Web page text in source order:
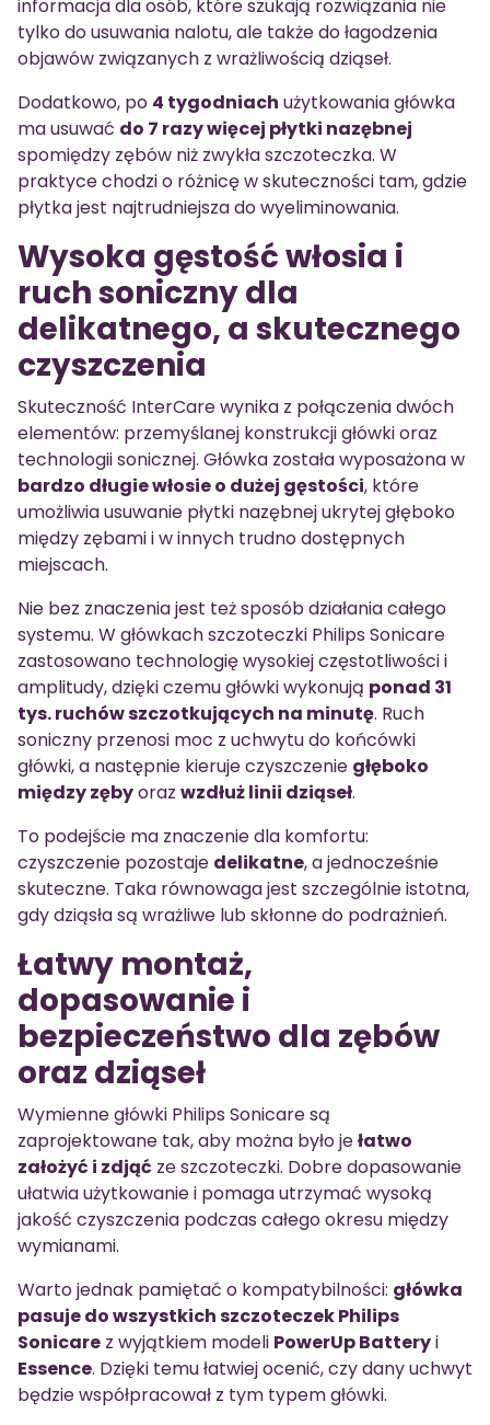
informacja dla osób, które szukają rozwiązania nie
tylko do usuwania nalotu, ale także do łagodzenia
objawów związanych z wrażliwością dziąseł.
Dodatkowo, po 4 tygodniach użytkowania główka
ma usuwać do 7 razy więcej płytki nazębnej
spomiędzy zębów niż zwykła szczoteczka. W
praktyce chodzi o różnicę w skuteczności tam, gdzie
płytka jest najtrudniejsza do wyeliminowania.
Wysoka gęstość włosia i
ruch soniczny dla
delikatnego, a skutecznego
czyszczenia
Skuteczność InterCare wynika z połączenia dwóch
elementów: przemyślanej konstrukcji główki oraz
technologii sonicznej. Główka została wyposażona w
bardzo długie włosie o dużej gęstości, które
umożliwia usuwanie płytki nazębnej ukrytej głęboko
między zębami i w innych trudno dostępnych
miejscach.
Nie bez znaczenia jest też sposób działania całego
systemu. W główkach szczoteczki Philips Sonicare
zastosowano technologię wysokiej częstotliwości i
amplitudy, dzięki czemu główki wykonują ponad 31
tys. ruchów szczotkujących na minutę. Ruch
soniczny przenosi moc z uchwytu do końcówki
główki, a następnie kieruje czyszczenie głęboko
między zębyoraz wzdłuż linii dziąseł.
To podejście ma znaczenie dla komfortu:
czyszczenie pozostaje delikatne, a jednocześnie
skuteczne. Taka równowaga jest szczególnie istotna,
gdy dziąsła są wrażliwe lub skłonne do podrażnień.
Łatwy montaż,
dopasowanie i
bezpieczeństwo dla zębów
oraz dziąseł
Wymienne główki Philips Sonicare są
zaprojektowane tak, aby można było jełatwo
założyć i zdjąć ze szczoteczki. Dobre dopasowanie
ułatwia użytkowanie i pomaga utrzymać wysoką
jakość czyszczenia podczas całego okresu między
wymianami.
Warto jednak pamiętać o kompatybilności: główka
pasuje do wszystkich szczoteczek Philips
Sonicare z wyjątkiem modeli PowerUp Batteryi
Essence. Dzięki temu łatwiej ocenić, czy dany uchwyt
będzie współpracował z tym typem główki.